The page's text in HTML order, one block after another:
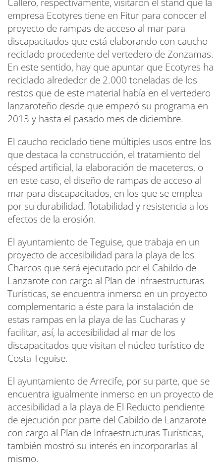
empresa Ecotyres tiene en Fitur para conocer el
proyecto de rampas de acceso al mar para
discapacitados que está elaborando con caucho
reciclado procedente del vertedero de Zonzamas.
En este sentido, hay que apuntar que Ecotyres ha
reciclado alrededor de 2.000 toneladas de los
restos que de este material había en el vertedero
lanzaroteño desde que empezó su programa en
2013 y hasta el pasado mes de diciembre.
El caucho reciclado tiene múltiples usos entre los
que destaca la construcción, el tratamiento del
césped artificial, la elaboración de maceteros, o
en este caso, el diseño de rampas de acceso al
mar para discapacitados, en los que se emplea
por su durabilidad, flotabilidad y resistencia a los
efectos de la erosión.
El ayuntamiento de Teguise, que trabaja en un
proyecto de accesibilidad para la playa de los
Charcos que será ejecutado por el Cabildo de
Lanzarote con cargo al Plan de Infraestructuras
Turísticas, se encuentra inmerso en un proyecto
complementario a éste para la instalación de
estas rampas en la playa de las Cucharas y
facilitar, así, la accesibilidad al mar de los
discapacitados que visitan el núcleo turístico de
Costa Teguise.
El ayuntamiento de Arrecife, por su parte, que se
encuentra igualmente inmerso en un proyecto de
accesibilidad a la playa de El Reducto pendiente
de ejecución por parte del Cabildo de Lanzarote
con cargo al Plan de Infraestructuras Turísticas,
también mostró su interés en incorporarlas al
mismo.